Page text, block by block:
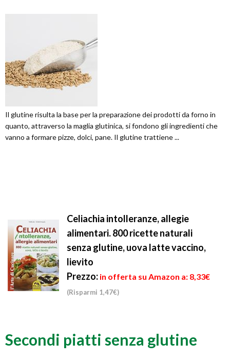
Il glutine risulta la base per la preparazione dei prodotti da forno in
quanto, attraverso la maglia glutinica, si fondono gli ingredienti che
vanno a formare pizze, dolci, pane. Il glutine trattiene ...
Celiachia intolleranze, allegie
alimentari. 800 ricette naturali
senza glutine, uova latte vaccino,
lievito
Prezzo: in offerta su Amazon a: 8,33€
(Risparmi 1,47€)
Secondi piatti senza glutine